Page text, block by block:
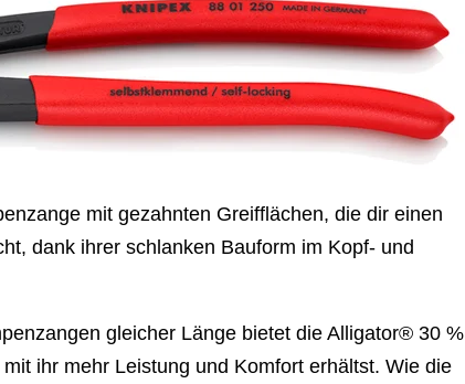
mit gezahnten Greifflächen, die dir einen
dank ihrer schlanken Bauform im Kopf- und
gleicher Länge bietet die Alligator® 30 %
ihr mehr Leistung und Komfort erhältst. Wie die